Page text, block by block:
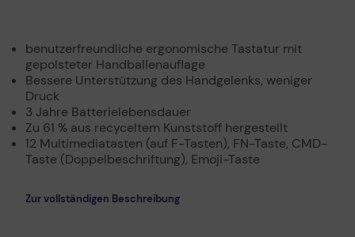
benutzerfreundliche ergonomische Tastatur mit
gepolsteter Handballenauflage
Bessere Unterstützung des Handgelenks, weniger
Druck
3 Jahre Batterielebensdauer
Zu 61 % aus recyceltem Kunststoff hergestellt
12 Multimediatasten (auf F-Tasten), FN-Taste, CMD-
Taste (Doppelbeschriftung), Emoji-Taste
Zur vollständigen Beschreibung